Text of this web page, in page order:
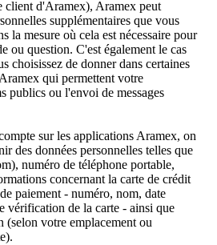
client d'Aramex), Aramex peut
supplémentaires que vous
la mesure où cela est nécessaire pour
ou question. C'est également le cas
choisissez de donner dans certaines
qui permettent votre
publics ou l'envoi de messages
sur les applications Aramex, on
des données personnelles telles que
numéro de téléphone portable,
concernant la carte de crédit
paiement - numéro, nom, date
vérification de la carte - ainsi que
(selon votre emplacement ou